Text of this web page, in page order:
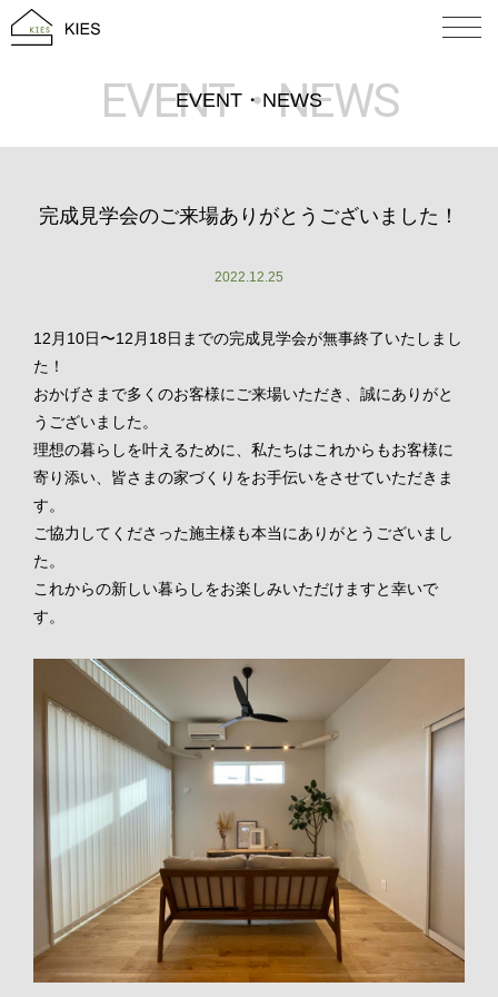
CONCEPT
KIESの家づくり
家づくりの流れ
通気断熱WB工法
お知らせ
イベント
土地情報
WORKS
新築
リフォーム
店舗
お客様の声
ABOUT
代表挨拶・会社概要
スタッフ紹介
CONTACT
EVENT・NEWS
EVENT・NEWS
完成見学会のご来場ありがとうございました！
2022.12.25
12月10日〜12月18日までの完成見学会が無事終了いたしまし
た！
おかげさまで多くのお客様にご来場いただき、誠にありがと
うございました。
理想の暮らしを叶えるために、私たちはこれからもお客様に
寄り添い、皆さまの家づくりをお手伝いをさせていただきま
す。
ご協力してくださった施主様も本当にありがとうございまし
た。
これからの新しい暮らしをお楽しみいただけますと幸いで
す。